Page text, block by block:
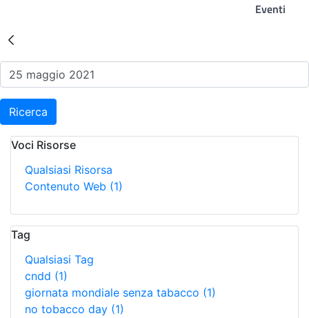
Eventi
Risultati della Ricerca -
Ricerca
Voci Risorse
Qualsiasi Risorsa
Contenuto Web (1)
Tag
Qualsiasi Tag
cndd (1)
giornata mondiale senza tabacco (1)
no tobacco day (1)